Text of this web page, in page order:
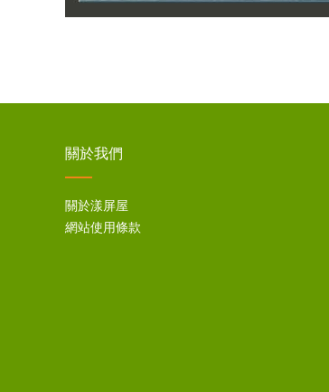
關於我們
關於漾屏屋
網站使用條款